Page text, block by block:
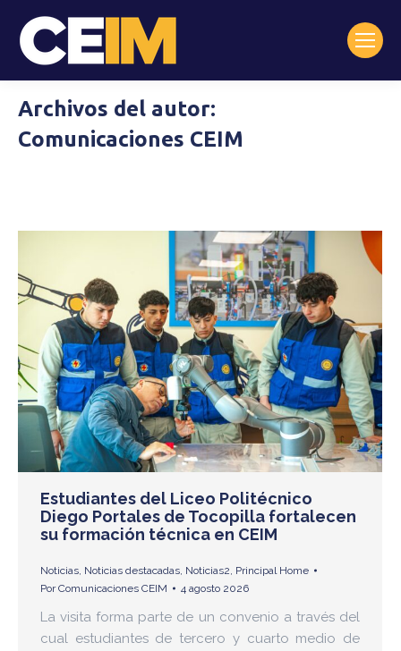
Archivos del autor:
Comunicaciones CEIM
Estudiantes del Liceo Politécnico
Diego Portales de Tocopilla fortalecen
su formación técnica en CEIM
Noticias, Noticias destacadas, Noticias2, Principal Home
PorComunicaciones CEIM 4 agosto 2026
La visita forma parte de un convenio a través del
cual estudiantes de tercero y cuarto medio de